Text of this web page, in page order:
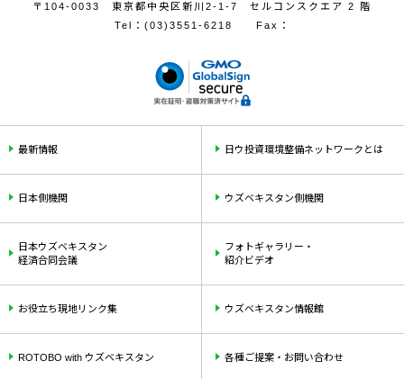
〒104-0033 東京都中央区新川2-1-7 セルコンスクエア 2 階
Tel： (03)3551-6218 Fax：
最新情報 日ウ投資環境整備ネットワークとは
日本側機関 ウズベキスタン側機関
日本ウズベキスタン
経済合同会議
フォトギャラリー・
紹介ビデオ
お役立ち現地リンク集 ウズベキスタン情報館
ROTOBO with ウズベキスタン 各種ご提案・お問い合わせ